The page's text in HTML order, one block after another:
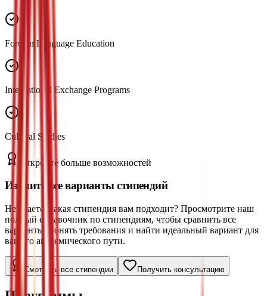
Foreign Language Education
International Exchange Programs
Cultural Studies
Откройте больше возможностей
Изучите все варианты стипендий
Не знаете, какая стипендия вам подходит? Просмотрите наш
полный справочник по стипендиям, чтобы сравнить все
варианты, понять требования и найти идеальный вариант для
вашего академического пути.
Смотреть все стипендии Получить консультацию